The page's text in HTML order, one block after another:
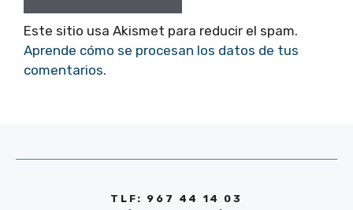
Este sitio usa Akismet para reducir el spam.
Aprende cómo se procesan los datos de tus
comentarios.
TLF: 967 44 14 03